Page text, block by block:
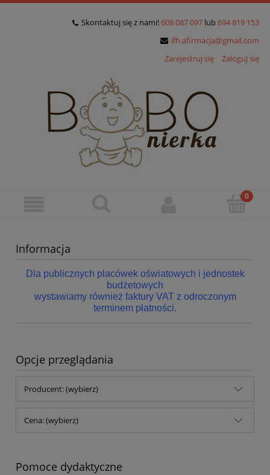
Skontaktuj się z nami! 608 087 097 lub 694 819 153
ifh.afirmacja@gmail.com
Zarejestruj się
Zaloguj się
Informacja
Dla publicznych placówek oświatowych i jednostek
budżetowych
wystawiamy również faktury VAT z odroczonym
terminem płatności.
Opcje przeglądania
Producent: (wybierz)
Cena: (wybierz)
Pomoce dydaktyczne